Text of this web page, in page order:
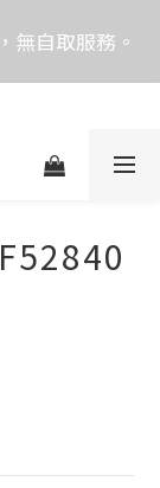
，由專人提供
無自取服務。
電，請改播